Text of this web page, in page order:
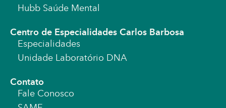
Hubb Saúde Mental
Centro de Especialidades Carlos Barbosa
Especialidades
Unidade Laboratório DNA
Contato
Fale Conosco